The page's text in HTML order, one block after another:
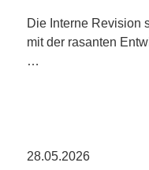
Die Interne Revision
mit der rasanten
…
28.05.2026